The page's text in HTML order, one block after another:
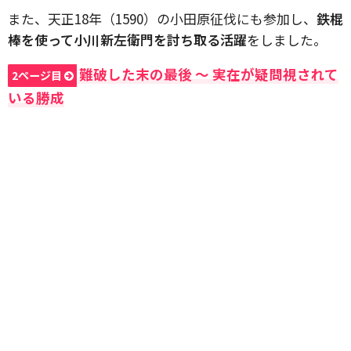
また、天正18年（1590）の小田原征伐にも参加し、 鉄棍
棒を使って小川新左衛門を討ち取る活躍をしました。
2ページ目
難破した末の最後 〜 実在が疑問視されて
いる勝成